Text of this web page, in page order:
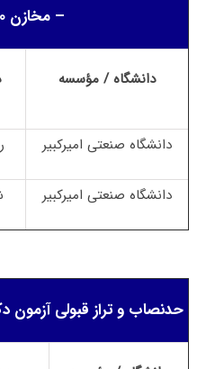
– مخازن ۱۴۰۰
دانشگاه / مؤسسه
دانشگاه صنعتی امیرکبیر
دانشگاه صنعتی امیرکبیر
حدنصاب و تراز قبولی آزمون